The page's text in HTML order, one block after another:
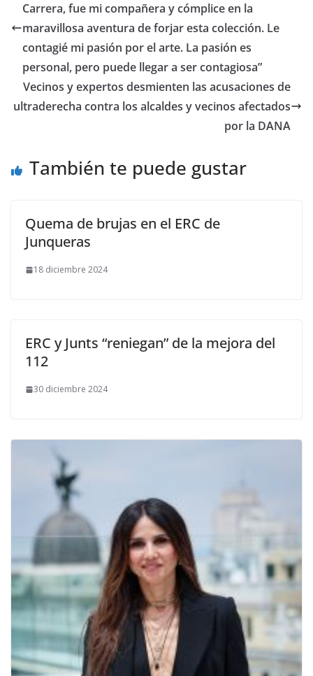
Carrera, fue mi compañera y cómplice en la
maravillosa aventura de forjar esta colección. Le
contagié mi pasión por el arte. La pasión es
personal, pero puede llegar a ser contagiosa”
Vecinos y expertos desmienten las acusaciones de
ultraderecha contra los alcaldes y vecinos afectados
por la DANA
También te puede gustar
Quema de brujas en el ERC de
Junqueras
18 diciembre 2024
ERC y Junts “reniegan” de la mejora del
112
30 diciembre 2024